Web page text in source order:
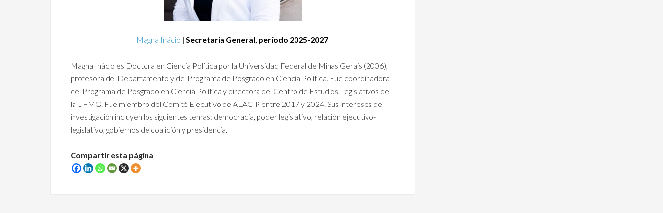
Magna Inácio | Secretaria General, período 2025-2027
Magna Inácio es Doctora en Ciencia Política por la Universidad Federal de Minas Gerais (2006),
profesora del Departamento y del Programa de Posgrado en Ciencia Política. Fue coordinadora
del Programa de Posgrado en Ciencia Política y directora del Centro de Estudios Legislativos de
la UFMG. Fue miembro del Comité Ejecutivo de ALACIP entre 2017 y 2024. Sus intereses de
investigación incluyen los siguientes temas: democracia, poder legislativo, relación ejecutivo-
legislativo, gobiernos de coalición y presidencia.
Compartir esta página